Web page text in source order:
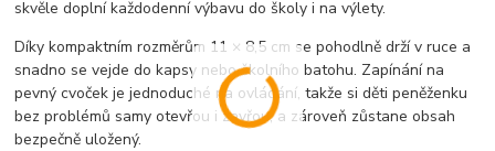
skvěle doplní každodenní výbavu do školy i na výlety.
Díky kompaktním rozměrům 11 × 8,5 cm se pohodlně drží v ruce a
snadno se vejde do kapsy nebo školního batohu. Zapínání na
pevný cvoček je jednoduché na ovládání, takže si děti peněženku
bez problémů samy otevřou i zavřou, a zároveň zůstane obsah
bezpečně uložený.